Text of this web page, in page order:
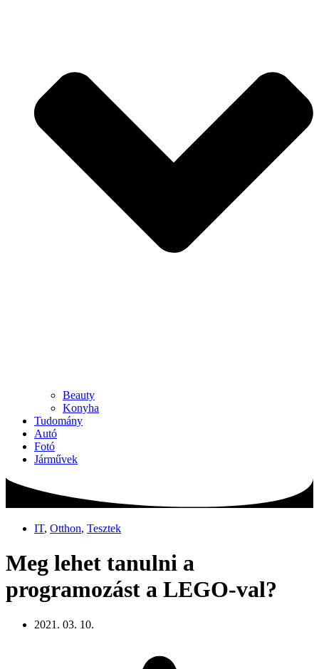
Beauty
Konyha
Tudomány
Autó
Fotó
Járművek
IT, Otthon, Tesztek
Meg lehet tanulni a
programozást a LEGO-val?
2021. 03. 10.